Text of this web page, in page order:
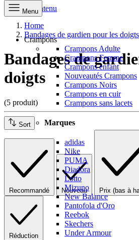
Aller au contenu
Menu
Crampons
Crampons Adulte
Crampons Femme
Crampons enfant
Nouveautés Crampons
Crampons Noirs
Crampons en cuir
Crampons sans lacets
Marques
adidas
Nike
PUMA
Diadora
Lotto
Mizuno
New Balance
Pantofola d'Oro
Reebok
Skechers
Under Armour
Home
Bandages de gardien pour les doigts
Bandages de
doigts
(5 produit)
Sort
Recommandé Nouveau Prix (bas à
Réduction